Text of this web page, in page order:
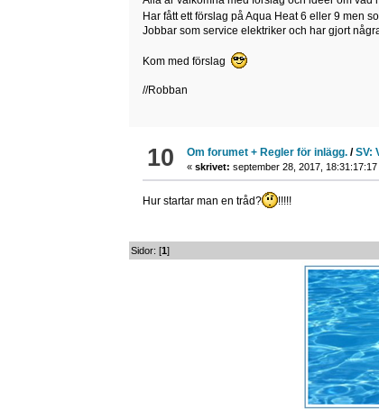
Har fått ett förslag på Aqua Heat 6 eller 9 men
Jobbar som service elektriker och har gjort
Kom med förslag
//Robban
10 Om forumet + Regler för inlägg. /SV:
«skrivet: september 28, 2017,
Hur startar man en tråd? !!!!!
Sidor: [1]